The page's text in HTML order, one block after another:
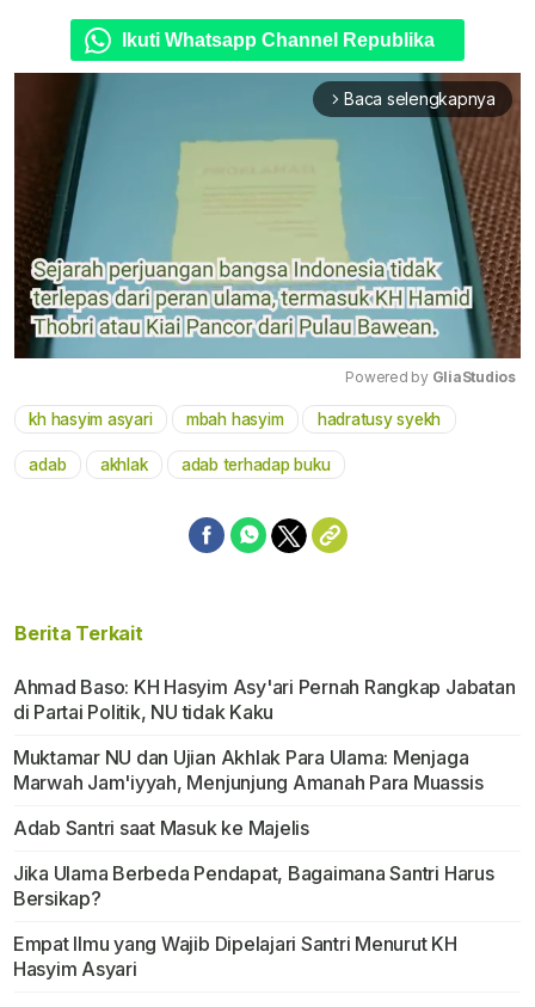
Ikuti Whatsapp Channel Republika
arrow_forward_ios Baca selengkapnya
Mute
Powered by GliaStudios
kh hasyim asyari mbah hasyim hadratusy syekh
adab akhlak adab terhadap buku
Berita Terkait
Ahmad Baso: KH Hasyim Asy'ari Pernah Rangkap Jabatan
di Partai Politik, NU tidak Kaku
Muktamar NU dan Ujian Akhlak Para Ulama: Menjaga
Marwah Jam'iyyah, Menjunjung Amanah Para Muassis
Adab Santri saat Masuk ke Majelis
Jika Ulama Berbeda Pendapat, Bagaimana Santri Harus
Bersikap?
Empat Ilmu yang Wajib Dipelajari Santri Menurut KH
Hasyim Asyari